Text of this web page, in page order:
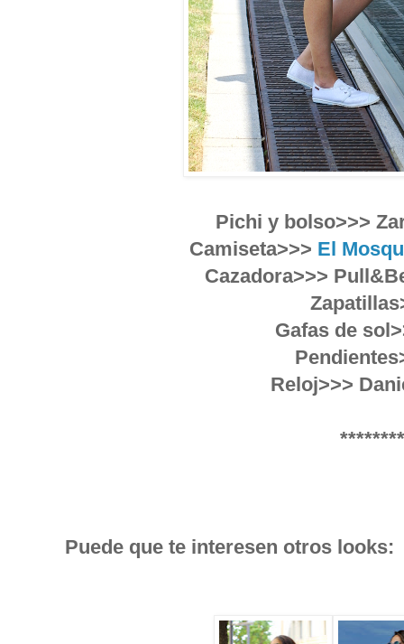
Pichi y bolso>>>
Camiseta>>> El
Cazadora>>>
Gafas de
Reloj>>>
Puede que te interesen otros looks: